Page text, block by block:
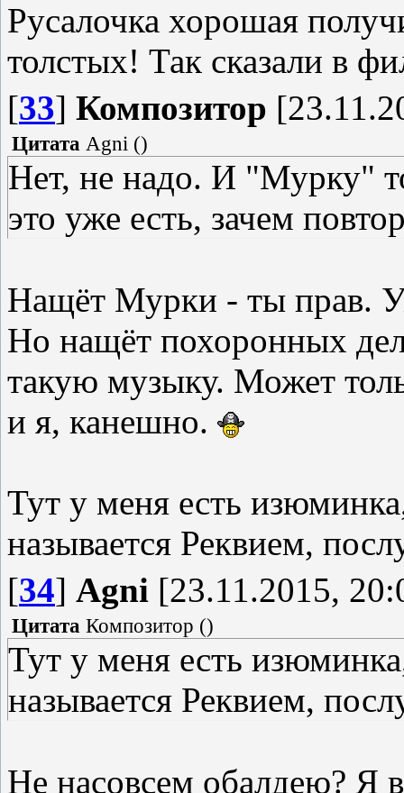
Русалочка хорошая
толстых! Так сказали в
[33] Композитор
Цитата Agni ()
Нет, не надо. И "Мурку"
это уже есть, зачем
Нащёт Мурки - ты прав.
Но нащёт похоронных
такую музыку. Может
и я, канешно.
Тут у меня есть
называется Реквием,
[34] Agni [23.11.2015,
Цитата Композитор ()
Тут у меня есть
называется Реквием,
Не насовсем обалдею? Я